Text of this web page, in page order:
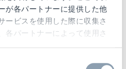
が各パートナーに提供した他
ービスを使用した際に収集さ
各パートナーによって使用さ
進化する持続可能な
装廃棄物は、世界中で